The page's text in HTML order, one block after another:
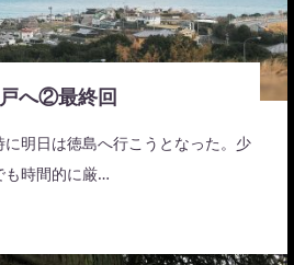
へ②最終回
明日は徳島へ行こうとなった。少
も時間的に厳…